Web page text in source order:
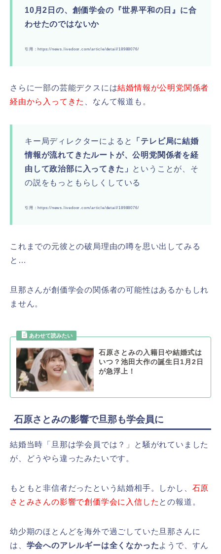
10月2日の、創価学会の『世界平和の日』に合
わせたのではないか
引用：https://news.livedoor.com/article/detail/18988076/
さらに一部の芸能デクスには結婚情報が公明党関係者
経由から入ってきた
、なんて報道も。
キー局ディレクターによると
「テレビ局に結婚
情報が流れてきたルートが、公明党関係者を経
由して政治部に入ってきた」 ということが、そ
の説をもっともらしくしている
引用：https://news.livedoor.com/article/detail/18988076/
これまでの元彼との破局理由の噂を思い出してみる
と…
旦那さんが創価学会の関係者の可能性はあるかもしれ
ません。
石原さとみの入籍日や結婚式は
いつ？池田大作の誕生日1月2日
が急浮上！
石原さとみの影響で旦那も学会員に
結婚当時「旦那は学会員では？」と騒がれていました
が、どうやら違ったみたいです。
もともと非信者だったという結婚相手。しかし、 石原
さとみさんの影響で創価学会に入信した との報道。
幼少期のほとんどを海外で過ごしていた旦那さんに
は、 学会へのアレルギーは全くなかったようで、すん